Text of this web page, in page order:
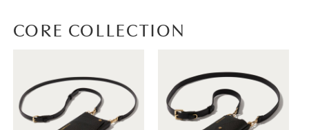
CORE COLLECTION